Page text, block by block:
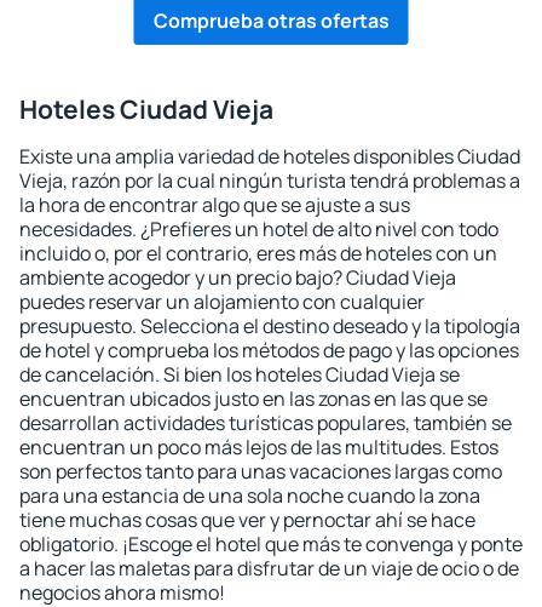
Comprueba otras ofertas
Hoteles Ciudad Vieja
Existe una amplia variedad de hoteles disponibles Ciudad
Vieja, razón por la cual ningún turista tendrá problemas a
la hora de encontrar algo que se ajuste a sus
necesidades. ¿Prefieres un hotel de alto nivel con todo
incluido o, por el contrario, eres más de hoteles con un
ambiente acogedor y un precio bajo? Ciudad Vieja
puedes reservar un alojamiento con cualquier
presupuesto. Selecciona el destino deseado y la tipología
de hotel y comprueba los métodos de pago y las opciones
de cancelación. Si bien los hoteles Ciudad Vieja se
encuentran ubicados justo en las zonas en las que se
desarrollan actividades turísticas populares, también se
encuentran un poco más lejos de las multitudes. Estos
son perfectos tanto para unas vacaciones largas como
para una estancia de una sola noche cuando la zona
tiene muchas cosas que ver y pernoctar ahí se hace
obligatorio. ¡Escoge el hotel que más te convenga y ponte
a hacer las maletas para disfrutar de un viaje de ocio o de
negocios ahora mismo!